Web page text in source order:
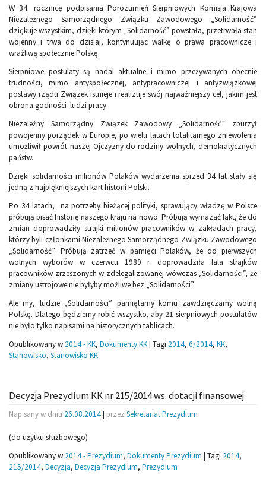
W 34. rocznicę podpisania Porozumień Sierpniowych Komisja Krajowa
Niezależnego Samorządnego Związku Zawodowego „Solidarność”
dziękuje wszystkim, dzięki którym „Solidarność” powstała, przetrwała stan
wojenny i trwa do dzisiaj, kontynuując walkę o prawa pracownicze i
wrażliwą społecznie Polskę.
Sierpniowe postulaty są nadal aktualne i mimo przeżywanych obecnie
trudności, mimo antyspołecznej, antypracowniczej i antyzwiązkowej
postawy rządu Związek istnieje i realizuje swój najważniejszy cel, jakim jest
obrona godności ludzi pracy.
Niezależny Samorządny Związek Zawodowy „Solidarność” zburzył
powojenny porządek w Europie, po wielu latach totalitarnego zniewolenia
umożliwił powrót naszej Ojczyzny do rodziny wolnych, demokratycznych
państw.
Dzięki solidarności milionów Polaków wydarzenia sprzed 34 lat stały się
jedną z najpiękniejszych kart historii Polski.
Po 34 latach, na potrzeby bieżącej polityki, sprawujący władzę w Polsce
próbują pisać historię naszego kraju na nowo. Próbują wymazać fakt, że do
zmian doprowadziły strajki milionów pracowników w zakładach pracy,
którzy byli członkami Niezależnego Samorządnego Związku Zawodowego
„Solidarność”. Próbują zatrzeć w pamięci Polaków, że do pierwszych
wolnych wyborów w czerwcu 1989 r. doprowadziła fala strajków
pracowników zrzeszonych w zdelegalizowanej wówczas „Solidarności”, że
zmiany ustrojowe nie byłyby możliwe bez „Solidarności”.
Ale my, ludzie „Solidarności” pamiętamy komu zawdzięczamy wolną
Polskę. Dlatego będziemy robić wszystko, aby 21 sierpniowych postulatów
nie było tylko napisami na historycznych tablicach.
Opublikowany w 2014 - KK, Dokumenty KK| Tagi 2014, 6/2014, KK,
Stanowisko, Stanowisko KK
Decyzja Prezydium KK nr 215/2014 ws. dotacji finansowej
Napisany w dniu 26.08.2014| przez Sekretariat Prezydium
(do użytku służbowego)
Opublikowany w 2014 - Prezydium, Dokumenty Prezydium | Tagi 2014,
215/2014, Decyzja, Decyzja Prezydium, Prezydium